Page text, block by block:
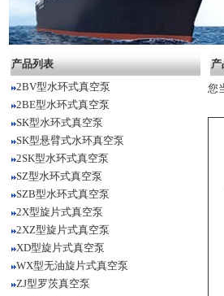
产品列表
2BV型水环式真空泵
2BE型水环式真空泵
SK型水环式真空泵
SK型悬臂式水环真空泵
2SK型水环式真空泵
SZ型水环式真空泵
SZB型水环式真空泵
2X型旋片式真空泵
2XZ型旋片式真空泵
XD型旋片式真空泵
WX型无油旋片式真空泵
ZJ型罗茨真空泵
产
您